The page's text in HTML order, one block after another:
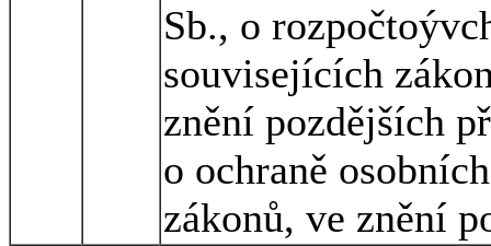
Sb., o
souvisejících
znění pozdějších
o ochraně
zákonů, ve znění